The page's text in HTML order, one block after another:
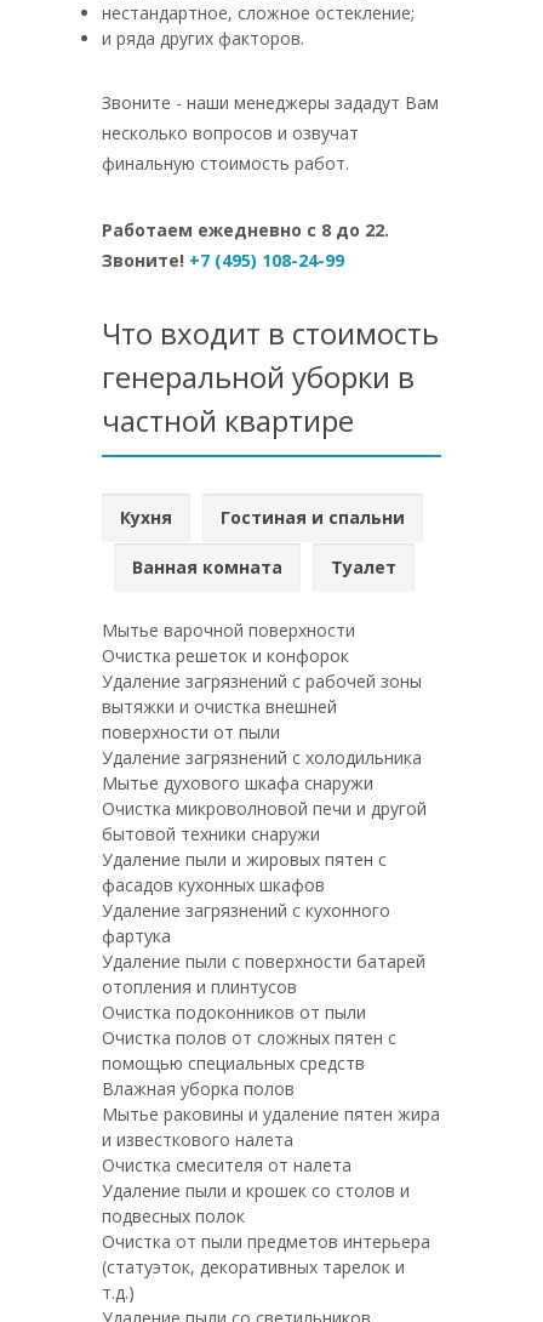
нестандартное, сложное остекление;
и ряда других факторов.
Звоните - наши менеджеры зададут Вам
несколько вопросов и озвучат
финальную стоимость работ.
Работаем ежедневно с 8 до 22.
Звоните! +7 (495) 108-24-99
Что входит в стоимость
генеральной уборки в
частной квартире
Кухня Гостиная и спальни
Ванная комната Туалет
Мытье варочной поверхности
Очистка решеток и конфорок
Удаление загрязнений с рабочей зоны
вытяжки и очистка внешней
поверхности от пыли
Удаление загрязнений с холодильника
Мытье духового шкафа снаружи
Очистка микроволновой печи и другой
бытовой техники снаружи
Удаление пыли и жировых пятен с
фасадов кухонных шкафов
Удаление загрязнений с кухонного
фартука
Удаление пыли с поверхности батарей
отопления и плинтусов
Очистка подоконников от пыли
Очистка полов от сложных пятен с
помощью специальных средств
Влажная уборка полов
Мытье раковины и удаление пятен жира
и известкового налета
Очистка смесителя от налета
Удаление пыли и крошек со столов и
подвесных полок
Очистка от пыли предметов интерьера
(статуэток, декоративных тарелок и
т.д.)